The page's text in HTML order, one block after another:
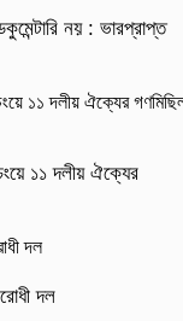
নয় : ভারপ্রাপ্ত
১১ দলীয় ঐক্যের
দল